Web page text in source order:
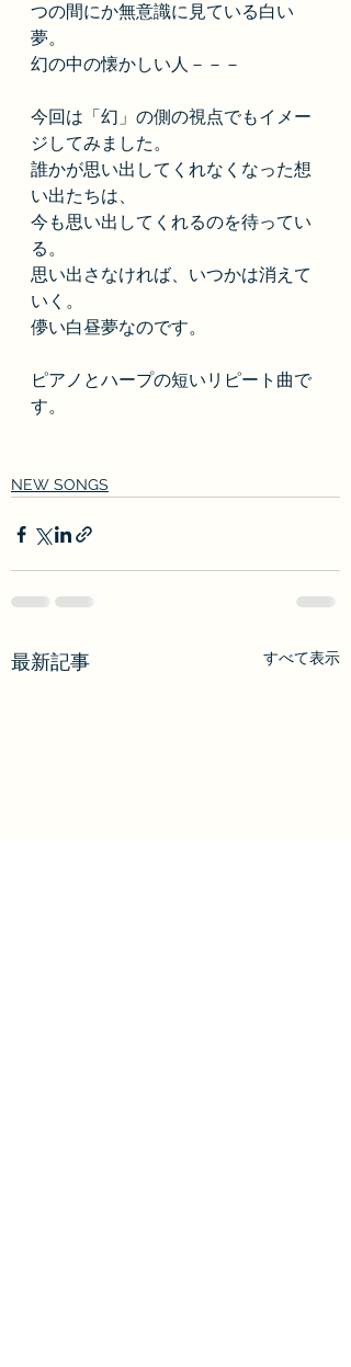
つの間にか無意識に見ている白い
夢。
幻の中の懐かしい人－－－
今回は「幻」の側の視点でもイメー
ジしてみました。
誰かが思い出してくれなくなった想
い出たちは、
今も思い出してくれるのを待ってい
る。
思い出さなければ、いつかは消えて
いく。
儚い白昼夢なのです。
ピアノとハープの短いリピート曲で
す。
NEW SONGS
最新記事 すべて表示